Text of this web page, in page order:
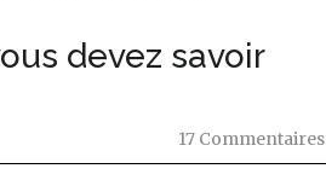
devez savoir
17 Commentaires